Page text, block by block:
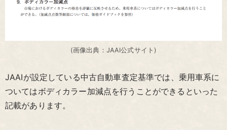
(画像出典：JAAI公式サイト)
JAAIが設定している中古自動車査定基準では、乗用車系に
ついてはボディカラー加減点を行うことができるといった
記載があります。